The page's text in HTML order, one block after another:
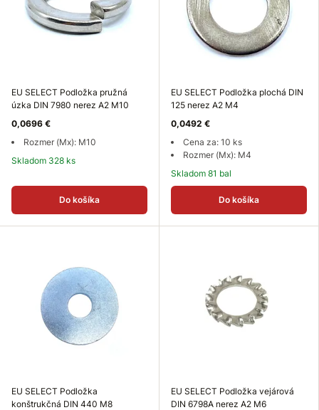
EU SELECT Podložka pružná
úzka DIN 7980 nerez A2 M10
0,0696 €
Rozmer (Mx): M10
Skladom 328 ks
Do košíka
EU SELECT Podložka plochá DIN
125 nerez A2 M4
0,0492 €
Cena za: 10 ks
Rozmer (Mx): M4
Skladom 81 bal
Do košíka
EU SELECT Podložka
konštrukčná DIN 440 M8
EU SELECT Podložka vejárová
DIN 6798A nerez A2 M6